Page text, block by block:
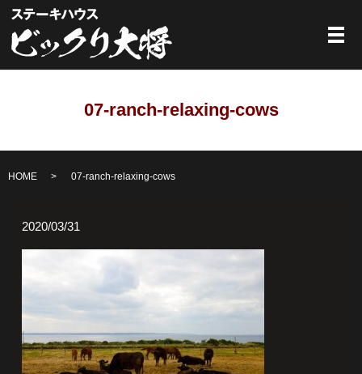
メ
07-ranch-relaxing-cows
HOME 07-ranch-relaxing-cows
2020/03/31